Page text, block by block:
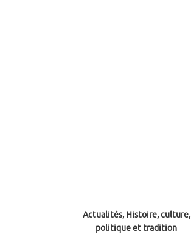
Actualités, Histoire, culture,
politique et tradition